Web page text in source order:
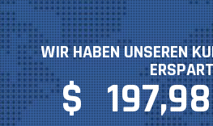
WIR HABEN UNSEREN
ERSPART
$